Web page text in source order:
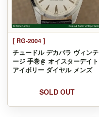
[ RG-2004 ]
チュードル デカバラ ヴィンテ
ージ 手巻き オイスターデイト
アイボリー ダイヤル メンズ
SOLD OUT